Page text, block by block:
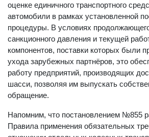
оценке единичного транспортного
автомобили в рамках установленной
процедуры. В условиях
санкционного давления и текущей
компонентов, поставки которых были
ухода зарубежных партнёров, это
работу предприятий, производящих
шасси, позволяя им выпускать
обращение.
Напомним, что постановлением №855
Правила применения обязательных